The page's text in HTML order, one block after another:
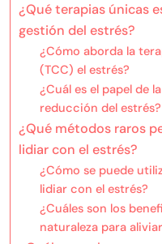
¿Qué terapias únicas
gestión del estrés?
¿Cómo aborda la
(TCC) el estrés?
¿Cuál es el papel de
reducción del estrés?
¿Qué métodos raros
lidiar con el estrés?
¿Cómo se puede
lidiar con el estrés?
¿Cuáles son los
naturaleza para